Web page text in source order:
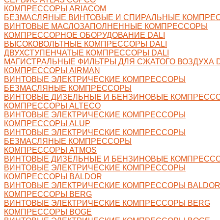
КОМПРЕССОРЫ ARIACOM
БЕЗМАСЛЯНЫЕ ВИНТОВЫЕ И СПИРАЛЬНЫЕ
ВИНТОВЫЕ МАСЛОЗАПОЛНЕННЫЕ КОМПРЕССОРЫ
КОМПРЕССОРНОЕ ОБОРУДОВАНИЕ DALI
ВЫСОКОВОЛЬТНЫЕ КОМПРЕССОРЫ DALI
ДВУХСТУПЕНЧАТЫЕ КОМПРЕССОРЫ DALI
МАГИСТРАЛЬНЫЕ ФИЛЬТРЫ ДЛЯ СЖАТОГО ВОЗДУХА
КОМПРЕССОРЫ AIRMAN
ВИНТОВЫЕ ЭЛЕКТРИЧЕСКИЕ КОМПРЕССОРЫ
БЕЗМАСЛЯНЫЕ КОМПРЕССОРЫ
ВИНТОВЫЕ ДИЗЕЛЬНЫЕ И БЕНЗИНОВЫЕ
КОМПРЕССОРЫ ALTECO
ВИНТОВЫЕ ЭЛЕКТРИЧЕСКИЕ КОМПРЕССОРЫ
КОМПРЕССОРЫ ALUP
ВИНТОВЫЕ ЭЛЕКТРИЧЕСКИЕ КОМПРЕССОРЫ
БЕЗМАСЛЯНЫЕ КОМПРЕССОРЫ
КОМПРЕССОРЫ ATMOS
ВИНТОВЫЕ ДИЗЕЛЬНЫЕ И БЕНЗИНОВЫЕ
ВИНТОВЫЕ ЭЛЕКТРИЧЕСКИЕ КОМПРЕССОРЫ
КОМПРЕССОРЫ BALDOR
ВИНТОВЫЕ ЭЛЕКТРИЧЕСКИЕ КОМПРЕССОРЫ BALDOR
КОМПРЕССОРЫ BERG
ВИНТОВЫЕ ЭЛЕКТРИЧЕСКИЕ КОМПРЕССОРЫ BERG
КОМПРЕССОРЫ BOGE